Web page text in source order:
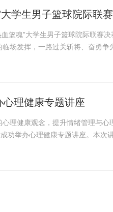
学生男子篮球院际联
篮魂”大学生男子篮球院际联赛
场发挥，一路过关斩将、奋勇
貌，为学院赢得了崇高荣誉。 此
理健康专题讲座
理健康观念，提升情绪管理与
功举办心理健康专题讲座。本次
与互动。讲座现场，杨玉鹏老师